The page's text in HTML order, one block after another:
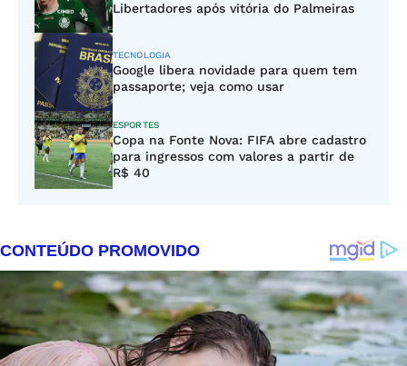
Libertadores após vitória do Palmeiras
TECNOLOGIA
Google libera novidade para quem tem
passaporte; veja como usar
ESPORTES
Copa na Fonte Nova: FIFA abre cadastro
para ingressos com valores a partir de
R$ 40